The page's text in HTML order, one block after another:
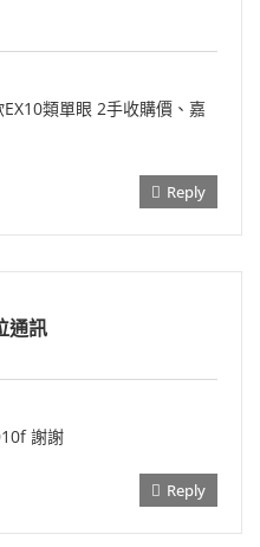
類單眼 2手收購價、嘉
Reply
通訊
謝謝
Reply